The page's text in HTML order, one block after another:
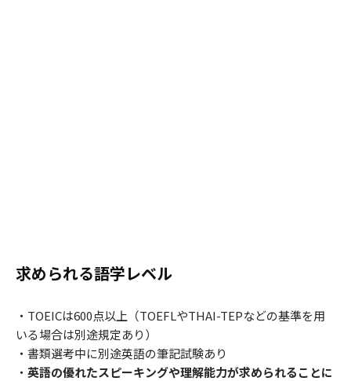
求められる語学レベル
・TOEICは600点以上（TOEFLやTHAI-TEPなどの基準を用
いる場合は別途規定あり）
・書類選考中に別途英語の筆記試験あり
・ 英語の優れたスピーキングや理解能力が求められることに